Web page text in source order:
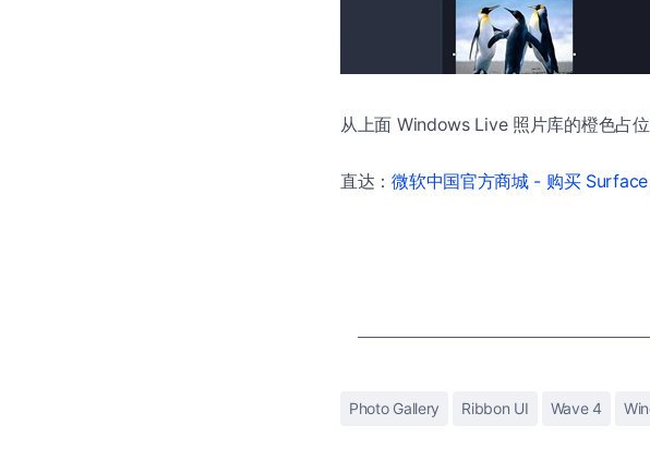
从上面 Windows Live 照片库的橙色占
直达：微软中国官方商城 - 购买
Photo Gallery Ribbon UI Wave 4